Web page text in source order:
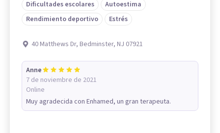
Dificultades escolares
Autoestima
Rendimiento deportivo
Estrés
40 Matthews Dr, Bedminster, NJ 07921
Anne
7 de noviembre de 2021
Online
Muy agradecida con Enhamed, un gran terapeuta.